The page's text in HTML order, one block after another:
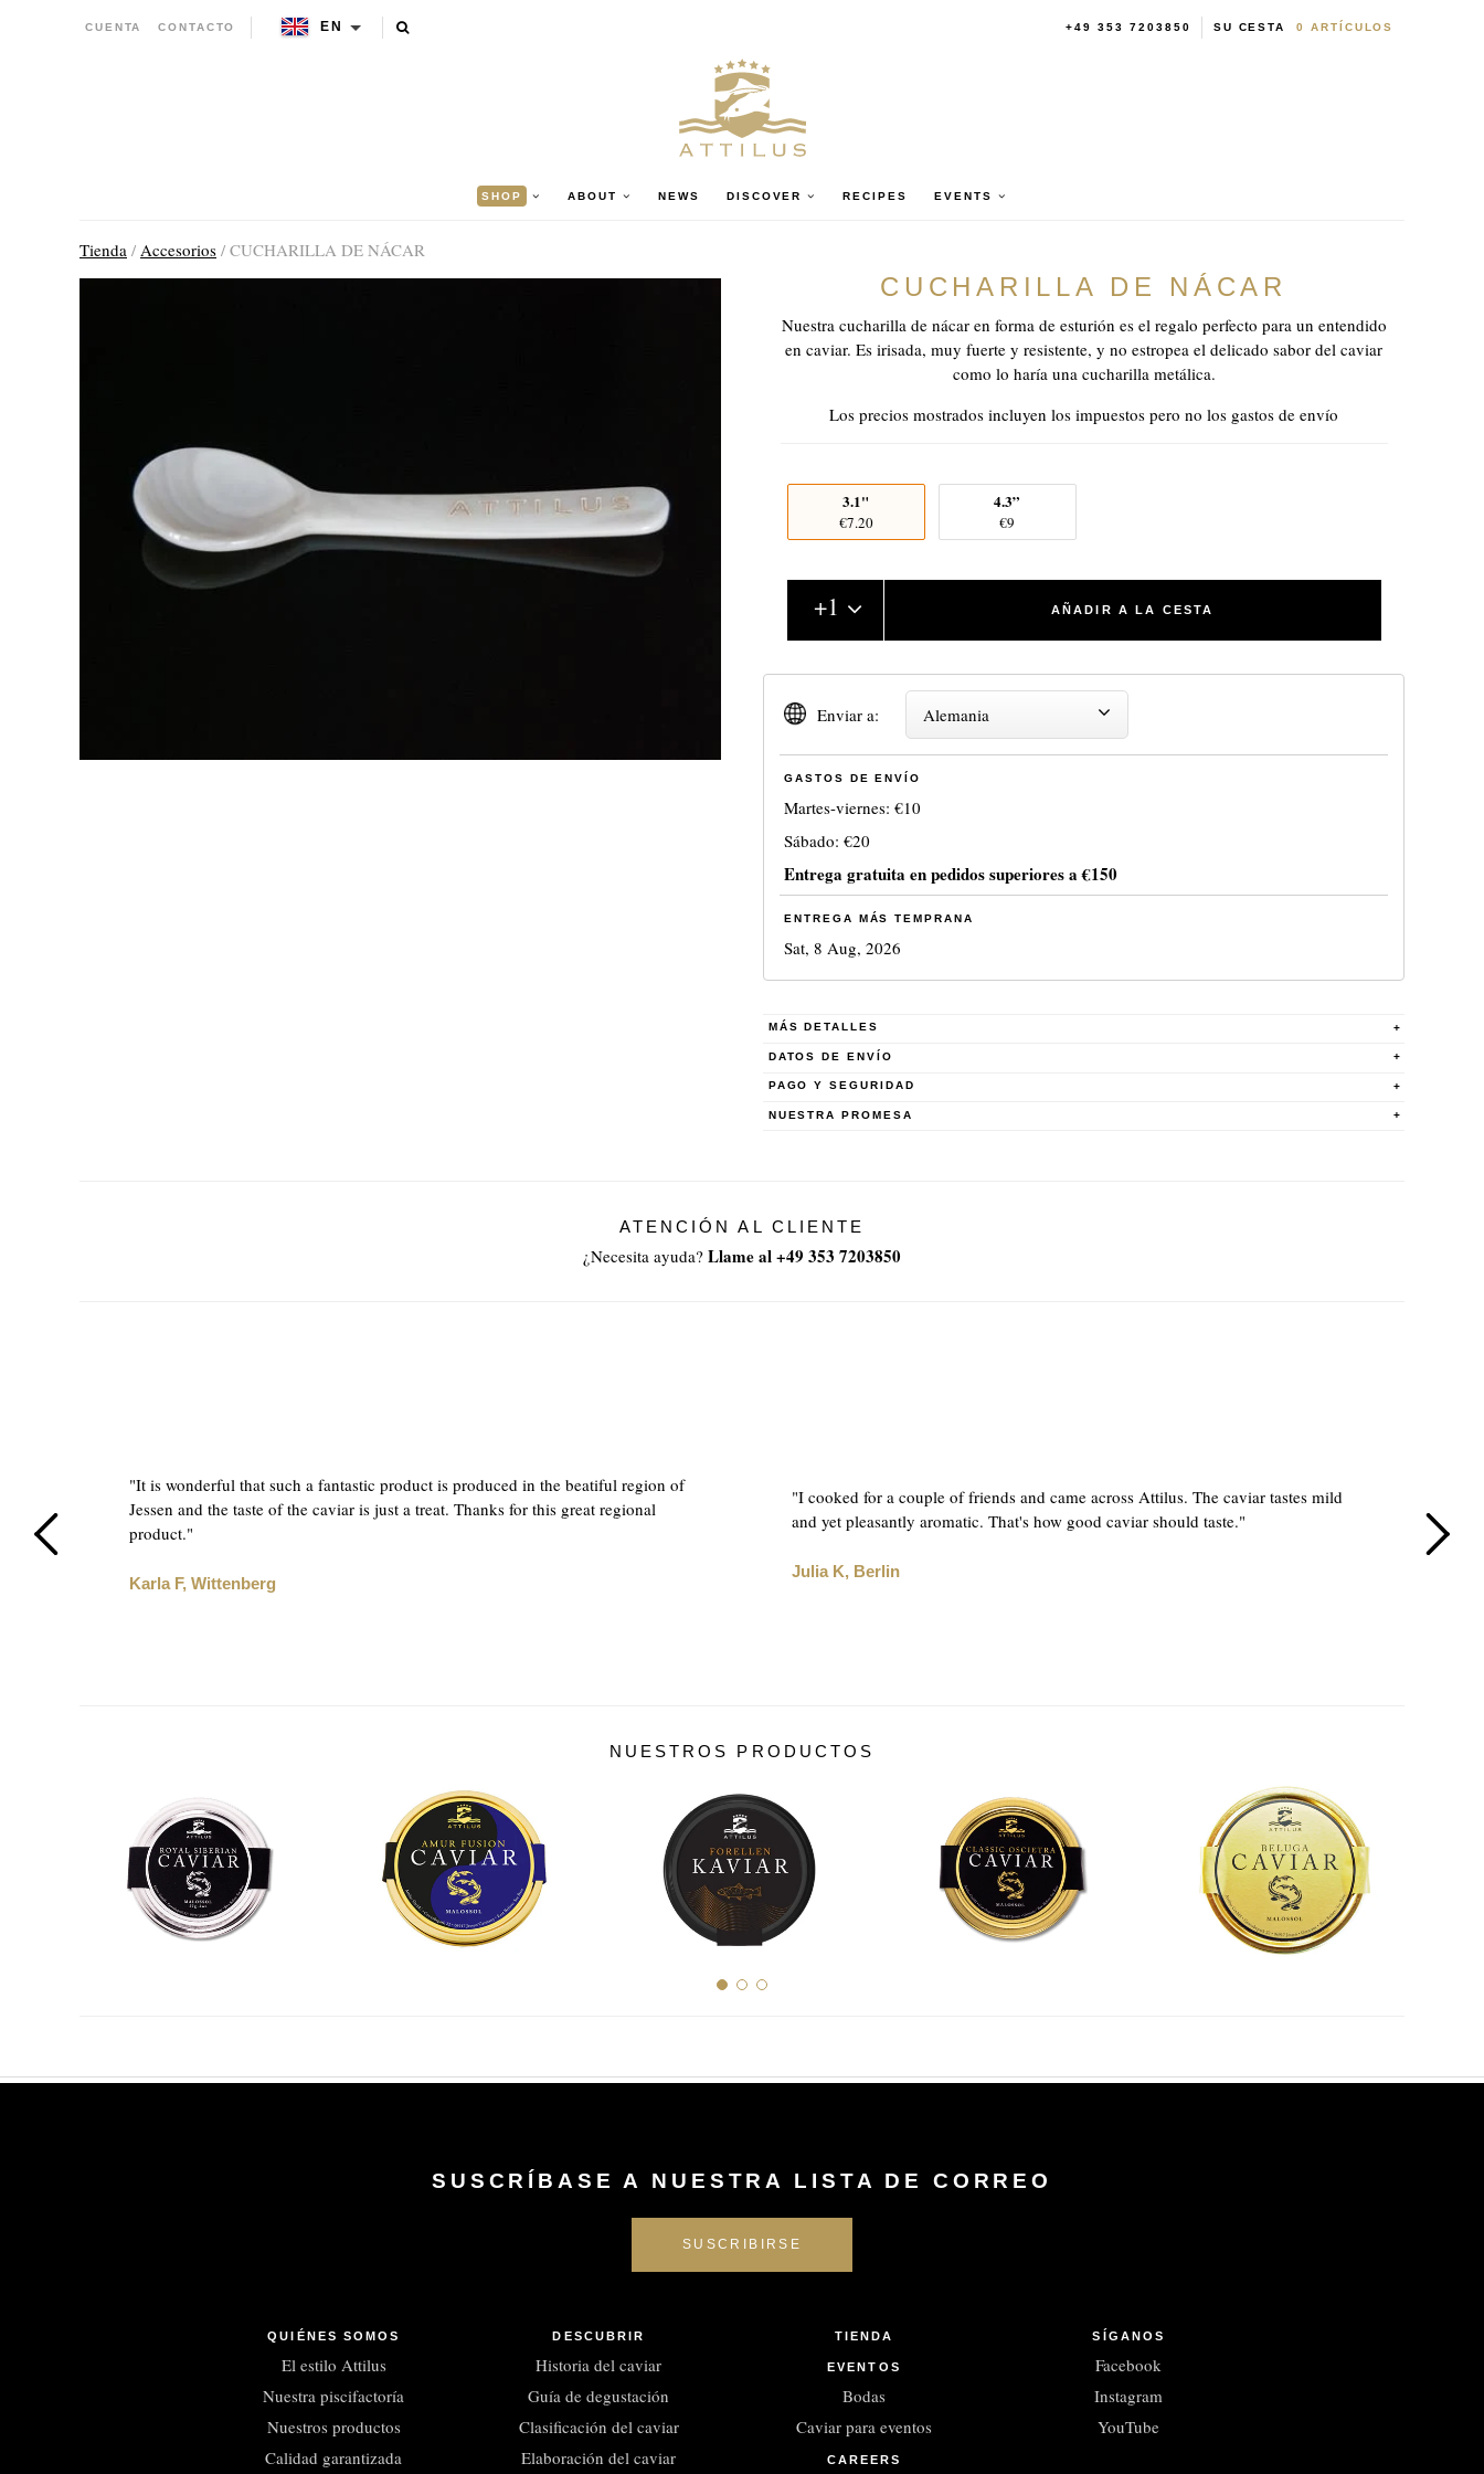
SHOP ABOUT NEWS DISCOVER RECIPES EVENTS
CUENTA CONTACTO EN SU CESTA 0 ARTÍCULOS
+49 353 7203850
Tienda / Accesorios / CUCHARILLA DE NÁCAR
CUCHARILLA DE NÁCAR
Nuestra cucharilla de nácar en forma de esturión es el regalo perfecto para un entendido
en caviar. Es irisada, muy fuerte y resistente, y no estropea el delicado sabor del caviar
como lo haría una cucharilla metálica.
Los precios mostrados incluyen los impuestos pero no los gastos de envío
3.1"
€7.20
4.3”
€9
+1 AÑADIR A LA CESTA
Enviar a: Alemania
GASTOS DE ENVÍO
Martes-viernes:€10
Sábado:€20
Entrega gratuita en pedidos superiores a€150
ENTREGA MÁS TEMPRANA
Sat, 8 Aug, 2026
MÁS DETALLES
DATOS DE ENVÍO
PAGO Y SEGURIDAD
NUESTRA PROMESA
ATENCIÓN AL CLIENTE
¿Necesita ayuda? Llame al +49 353 7203850
"It is wonderful that such a fantastic product is produced in the beatiful region of
Jessen and the taste of the caviar is just a treat. Thanks for this great regional
product."
Karla F, Wittenberg
"I cooked for a couple of friends and came across Attilus. The caviar tastes mild
and yet pleasantly aromatic. That's how good caviar should taste."
Julia K, Berlin
NUESTROS PRODUCTOS
SUSCRÍBASE A NUESTRA LISTA DE CORREO
QUIÉNES SOMOS
El estilo Attilus
Nuestra piscifactoría
Nuestros productos
Calidad garantizada
DESCUBRIR
Historia del caviar
Guía de degustación
Clasificación del caviar
Elaboración del caviar
TIENDA
EVENTOS
Bodas
Caviar para eventos
CAREERS
SÍGANOS
Facebook
Instagram
YouTube